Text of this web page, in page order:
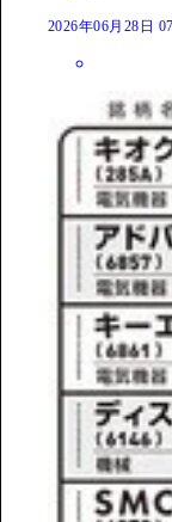
2026年06月28日